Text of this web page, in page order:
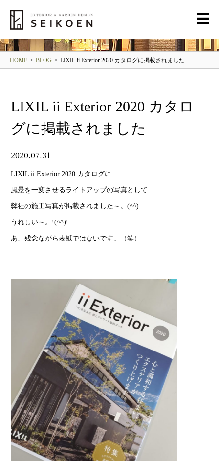
HOME > BLOG > LIXIL ii Exterior 2020 カタログに掲載されました
LIXIL ii Exterior 2020 カタロ
グに掲載されました
2020.07.31
LIXIL ii Exterior 2020 カタログに
風景を一変させるライトアップの写真として
弊社の施工写真が掲載されました～。(^^)
うれしい～。!(^^)!
あ、残念ながら表紙ではないです。（笑）